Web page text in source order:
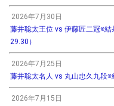
2026年7月30日
藤井聡太王位 vs 伊藤匠二冠※
29.30）
2026年7月25日
藤井聡太名人 vs 丸山忠久九段
2026年7月15日